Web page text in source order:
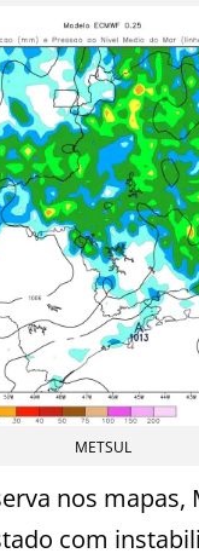
METSUL
nos mapas,
com